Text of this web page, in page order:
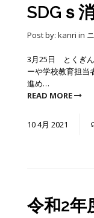
SDGｓ
Post by: kanri in
3月25日 とくぎん
ーや学校教育担当
進め…
READ MORE
104月 2021
令和2年